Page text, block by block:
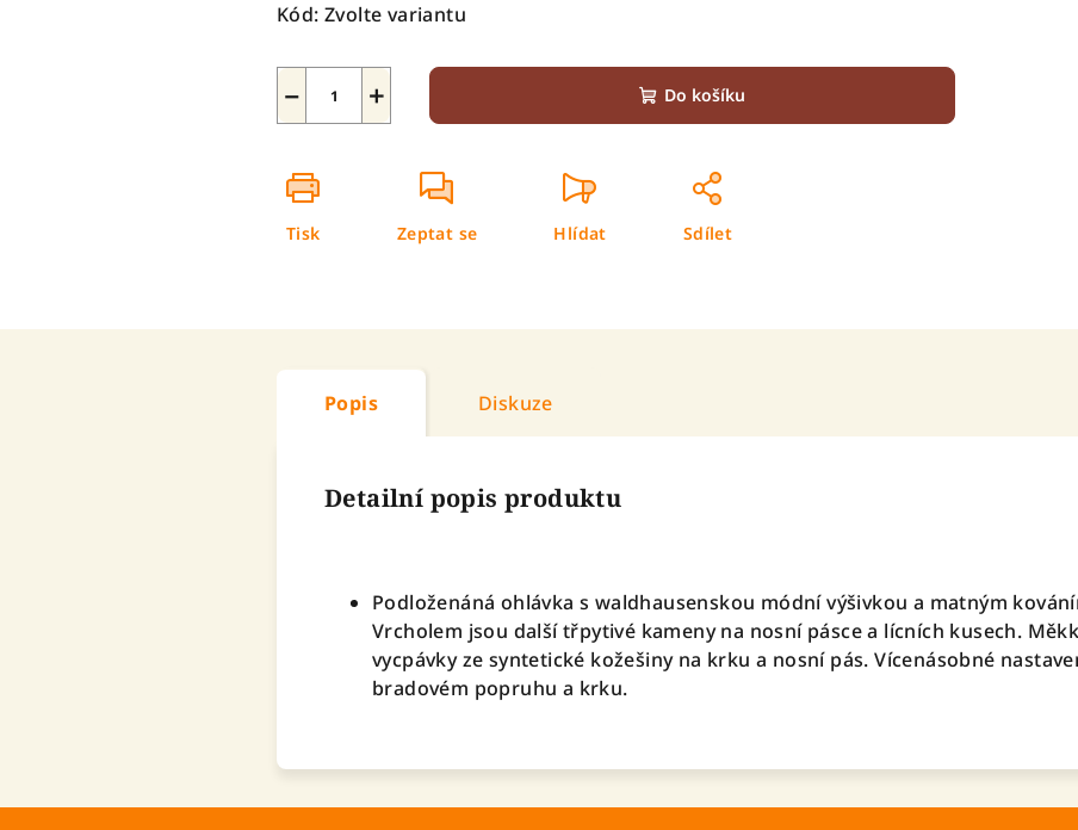
Kód: Zvolte variantu
+
− Do košíku
Tisk Zeptat se Hlídat Sdílet
Popis Diskuze
Detailní popis produktu
Podloženáná ohlávka s waldhausenskou módní výšivkou a matným
Vrcholem jsou další třpytivé kameny na nosní pásce a lícních kusech.
vycpávky ze syntetické kožešiny na krku a nosní pás. Vícenásobné
bradovém popruhu a krku.